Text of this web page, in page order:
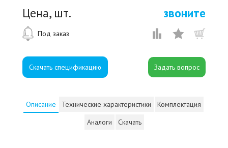
Цена, шт. звоните
Под заказ
Скачать спецификацию
Описание Технические характеристики
Комплектация
Аналоги
Скачать